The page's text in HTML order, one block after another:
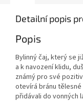
Detailní popis
Popis
Bylinný čaj, který se
a k navození klidu,
známý pro své
otevírá bránu tělesné
přidávali do vonných